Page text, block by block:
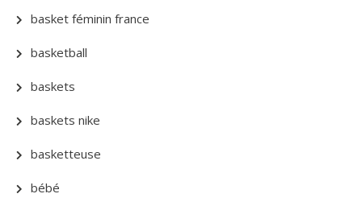
basket féminin france
basketball
baskets
baskets nike
basketteuse
bébé